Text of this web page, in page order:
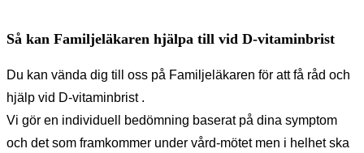
Så kan Familjeläkaren hjälpa till vid D-vitaminbrist
Du kan vända dig till oss på Familjeläkaren för att få råd och
hjälp vid D-vitaminbrist .
Vi gör en individuell bedömning baserat på dina symptom
och det som framkommer under vård-mötet men i helhet ska